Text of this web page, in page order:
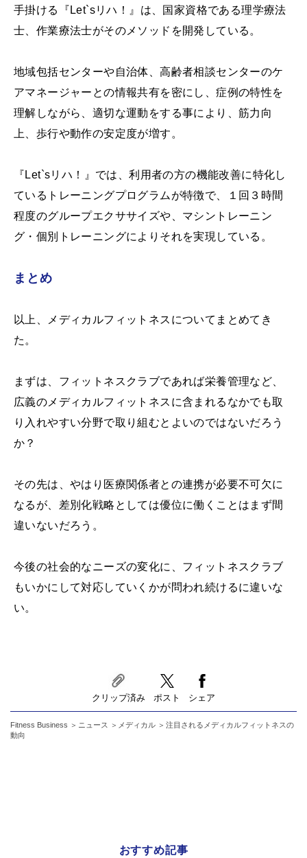
手掛ける『Let`sリハ！』は、国家資格である理学療法
士、作業療法士がそのメソッドを開発している。
地域包括センターや自治体、高齢者相談センターのケ
アマネージャーとの情報共有を密にし、症例の特性を
理解しながら、適切な運動をする事により、筋力向
上、歩行や動作の安定度が増す。
『Let`sリハ！』では、利用者の方の機能改善に特化し
ているトレーニングプログラムが特徴で、１回３時間
程度のグループエクササイズや、マシントレーニン
グ・個別トレーニングによりそれを実現している。
まとめ
以上、メディカルフィットネスについてまとめてき
た。
まずは、フィットネスクラブであれば栄養管理など、
広義のメディカルフィットネスに含まれるなかでも取
り入れやすい分野で取り組むとよいのではないだろう
か？
その先は、やはり医療関係者との連携が必要不可欠に
なるが、差別化戦略としては優位に働くことはまず間
違いないだろう。
今後の社会的なニーズの変化に、フィットネスクラブ
もいかにして対応していくかが問われ続けるに違いな
い。
クリップ済み ポスト シェア
Fitness Business ニュース メディカル
注目されるメディカルフィットネスの
動向
おすすめ記事